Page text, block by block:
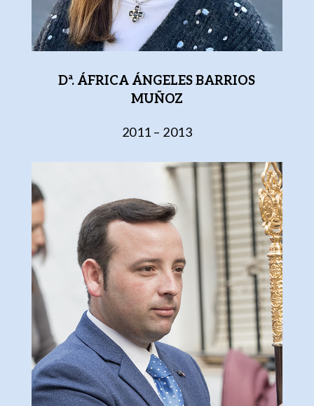
Dª. ÁFRICA ÁNGELES BARRIOS
MUÑOZ
2011 – 2013